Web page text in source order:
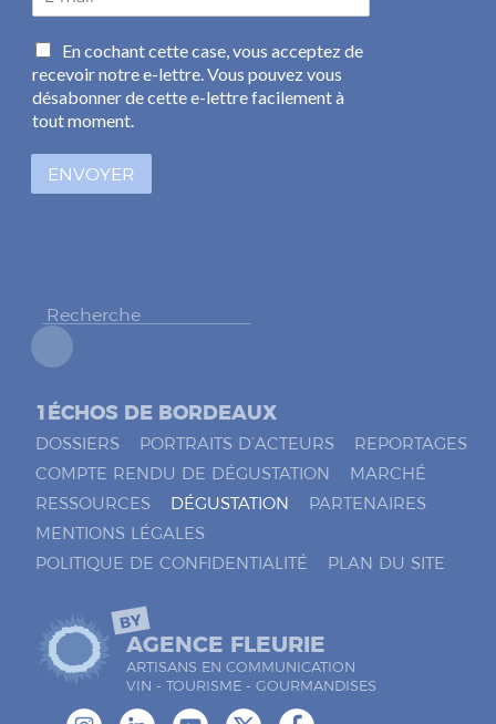
a
i
l
*
C
a
s
e
à
En cochant cette case, vous acceptez de
recevoir notre e-lettre. Vous pouvez vous
désabonner de cette e-lettre facilement à
tout moment.
ENVOYER
1ÉCHOS DE BORDEAUX
DOSSIERS PORTRAITS D’ACTEURS
REPORTAGES
COMPTE RENDU DE DÉGUSTATION
MARCHÉ
RESSOURCES
DÉGUSTATION
PARTENAIRES
MENTIONS LÉGALES
POLITIQUE DE CONFIDENTIALITÉ
PLAN DU SITE
BY
AGENCE FLEURIE
ARTISANS EN COMMUNICATION
VIN - TOURISME - GOURMANDISES